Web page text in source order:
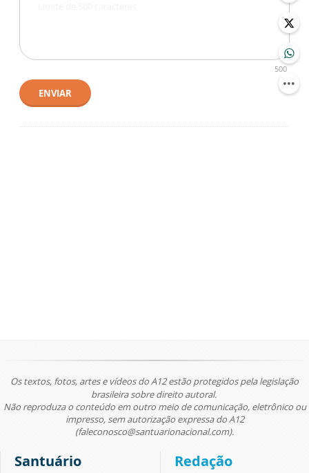
500
ENVIAR
Os textos, fotos, artes e vídeos do A12 estão protegidos pela legislação
brasileira sobre direito autoral.
Não reproduza o conteúdo em outro meio de comunicação, eletrônico ou
impresso, sem autorização expressa do A12
(faleconosco@santuarionacional.com).
Santuário Redação